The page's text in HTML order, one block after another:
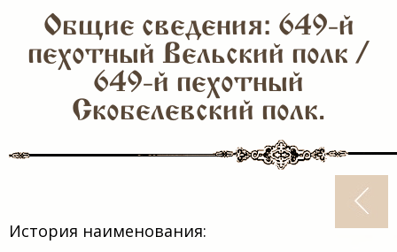
Общие сведения: 649-й
пехотный Вельский полк /
649-й пехотный
Скобелевский полк.
История наименования: